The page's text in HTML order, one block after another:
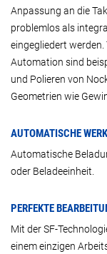
Anpassung an die
problemlos als
eingegliedert werden.
Automation sind
und Polieren von
Geometrien wie
AUTOMATISCHE
Automatische
oder Beladeeinheit.
PERFEKTE
Mit der SF-
einem einzigen